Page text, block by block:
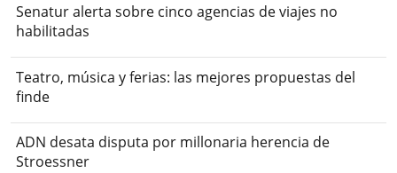
Senatur alerta sobre cinco agencias de viajes no
habilitadas
Teatro, música y ferias: las mejores propuestas del
finde
ADN desata disputa por millonaria herencia de
Stroessner